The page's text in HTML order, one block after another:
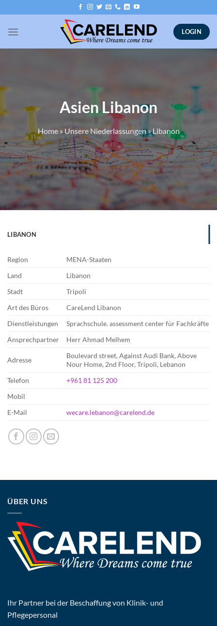
to
content
LOGIN
Asien Libanon
Home» Unsere Niederlassungen»Libanon
LIBANON
Region
MENA-Staaten
Land
Libanon
Stadt
Tripoli
Art des Büros
CareLend Libanon
Dienstleistungen
Sprachschule. assessment center für Fachkräfte
Ansprechpartner
Herr Ahmad Melhem
Adresse
Boulevard street, Against Audi Bank, Above
Nour Home, 2nd Floor, Tripoli, Lebanon
Telefon
+961 81 125 200‬
Mobil
E-Mail
wecare.lebanon@carelend.de
ÜBER UNS
Ihr Partner bei der Beschaffung von Klinik- und
Pflegepersonal